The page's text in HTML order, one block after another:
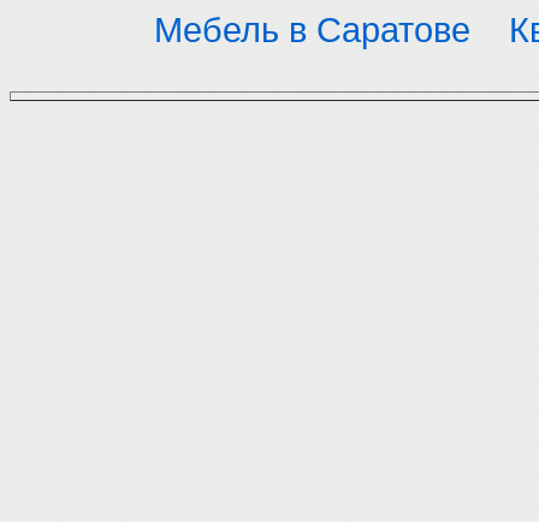
Мебель в Саратове